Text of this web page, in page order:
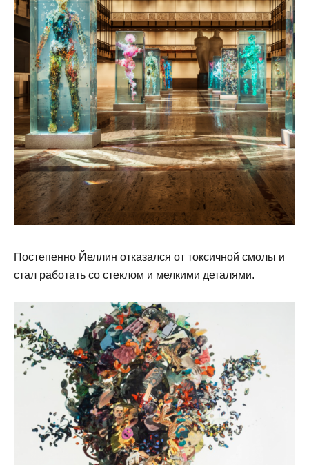
Постепенно Йеллин отказался от токсичной смолы и
стал работать со стеклом и мелкими деталями.